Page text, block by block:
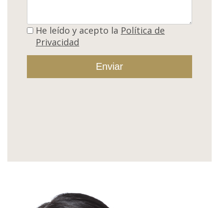
He leí­do y acepto la Polí­tica de
Privacidad